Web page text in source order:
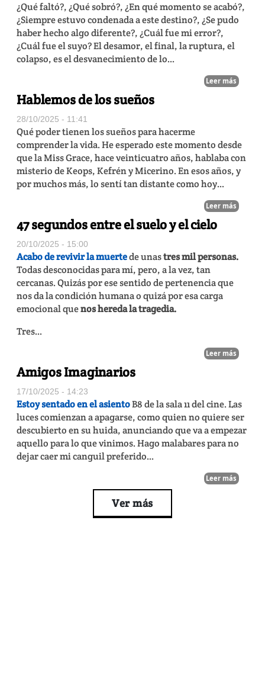
¿Qué faltó?, ¿Qué sobró?, ¿En qué momento se acabó?,
¿Siempre estuvo condenada a este destino?, ¿Se pudo
haber hecho algo diferente?, ¿Cuál fue mi error?,
¿Cuál fue el suyo? El desamor, el final, la ruptura, el
colapso, es el desvanecimiento de lo...
Leer más
Hablemos de los sueños
28/10/2025 - 11:41
Qué poder tienen los sueños para hacerme
comprender la vida. He esperado este momento desde
que la Miss Grace, hace veinticuatro años, hablaba con
misterio de Keops, Kefrén y Micerino. En esos años, y
por muchos más, lo sentí tan distante como hoy...
Leer más
47 segundos entre el suelo y el cielo
20/10/2025 - 15:00
Acabo de revivir la muertede unastres mil personas.
Todas desconocidas para mí, pero, a la vez, tan
cercanas. Quizás por ese sentido de pertenencia que
nos da la condición humana o quizá por esa carga
emocional quenos hereda la tragedia.
Tres...
Leer más
Amigos Imaginarios
17/10/2025 - 14:23
Estoy sentado en el asientoB8 de la sala 11 del cine. Las
luces comienzan a apagarse, como quien no quiere ser
descubierto en su huida, anunciando que va a empezar
aquello para lo que vinimos. Hago malabares para no
dejar caer mi canguil preferido...
Leer más
Ver más